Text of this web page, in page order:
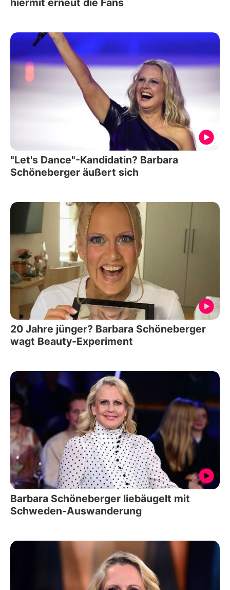
hiermit erneut die Fans
"Let's Dance"-Kandidatin? Barbara
Schöneberger äußert sich
20 Jahre jünger? Barbara Schöneberger
wagt Beauty-Experiment
Barbara Schöneberger liebäugelt mit
Schweden-Auswanderung